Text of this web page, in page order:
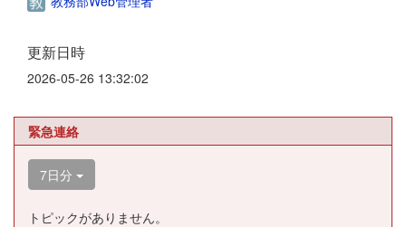
更新日時
2026-05-26 13:32:02
緊急連絡
7日分
トピックがありません。